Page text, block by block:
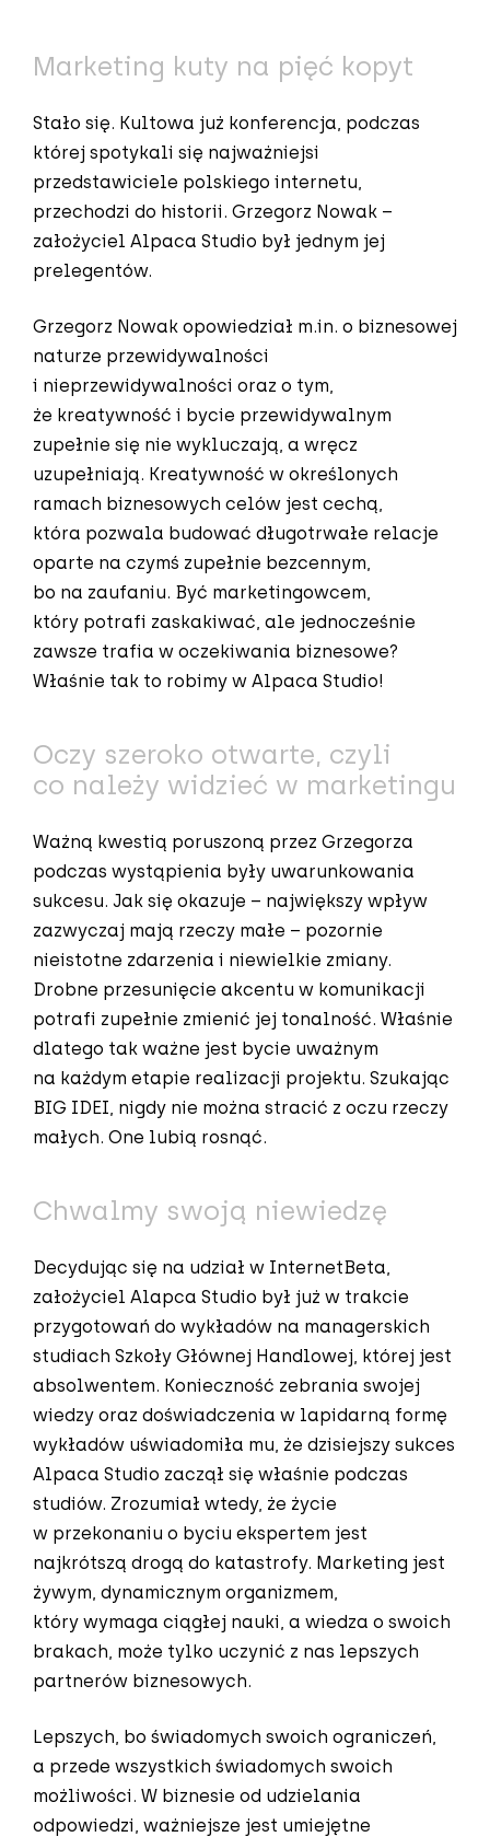
Marketing kuty na pięć kopyt
Stało się. Kultowa już konferencja, podczas
której spotykali się najważniejsi
przedstawiciele polskiego internetu,
przechodzi do historii. Grzegorz Nowak –
założyciel Alpaca Studio był jednym jej
prelegentów.
Grzegorz Nowak opowiedział m.in. o biznesowej
naturze przewidywalności
i nieprzewidywalności oraz o tym,
że kreatywność i bycie przewidywalnym
zupełnie się nie wykluczają, a wręcz
uzupełniają. Kreatywność w określonych
ramach biznesowych celów jest cechą,
która pozwala budować długotrwałe relacje
oparte na czymś zupełnie bezcennym,
bo na zaufaniu. Być marketingowcem,
który potrafi zaskakiwać, ale jednocześnie
zawsze trafia w oczekiwania biznesowe?
Właśnie tak to robimy w Alpaca Studio!
Oczy szeroko otwarte, czyli
co należy widzieć w marketingu
Ważną kwestią poruszoną przez Grzegorza
podczas wystąpienia były uwarunkowania
sukcesu. Jak się okazuje – największy wpływ
zazwyczaj mają rzeczy małe – pozornie
nieistotne zdarzenia i niewielkie zmiany.
Drobne przesunięcie akcentu w komunikacji
potrafi zupełnie zmienić jej tonalność. Właśnie
dlatego tak ważne jest bycie uważnym
na każdym etapie realizacji projektu. Szukając
BIG IDEI, nigdy nie można stracić z oczu rzeczy
małych. One lubią rosnąć.
Chwalmy swoją niewiedzę
Decydując się na udział w InternetBeta,
założyciel Alapca Studio był już w trakcie
przygotowań do wykładów na managerskich
studiach Szkoły Głównej Handlowej, której jest
absolwentem. Konieczność zebrania swojej
wiedzy oraz doświadczenia w lapidarną formę
wykładów uświadomiła mu, że dzisiejszy sukces
Alpaca Studio zaczął się właśnie podczas
studiów. Zrozumiał wtedy, że życie
w przekonaniu o byciu ekspertem jest
najkrótszą drogą do katastrofy. Marketing jest
żywym, dynamicznym organizmem,
który wymaga ciągłej nauki, a wiedza o swoich
brakach, może tylko uczynić z nas lepszych
partnerów biznesowych.
Lepszych, bo świadomych swoich ograniczeń,
a przede wszystkich świadomych swoich
możliwości. W biznesie od udzielania
odpowiedzi, ważniejsze jest umiejętne